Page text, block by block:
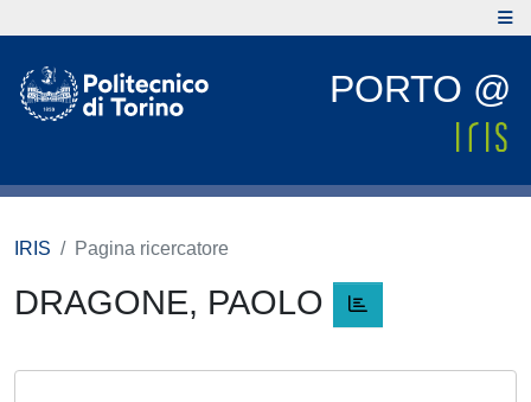
PORTO @
IRIS Pagina ricercatore
DRAGONE, PAOLO